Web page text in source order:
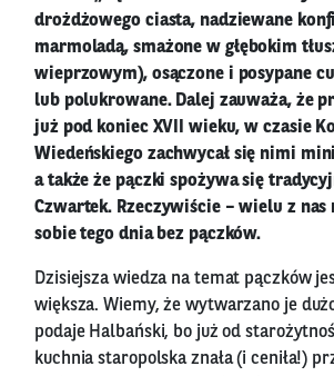
drożdżowego ciasta, nadziewane
marmoladą, smażone w głębokim
wieprzowym), osączone i posypane
lub polukrowane. Dalej zauważa, że
już pod koniec XVII wieku, w czasie
Wiedeńskiego zachwycał się nimi
a także że pączki spożywa się
Czwartek. Rzeczywiście – wielu z nas
sobie tego dnia bez pączków.
Dzisiejsza wiedza na temat pączków
większa. Wiemy, że wytwarzano je
podaje Halbański, bo już od
kuchnia staropolska znała (i ceniła!)